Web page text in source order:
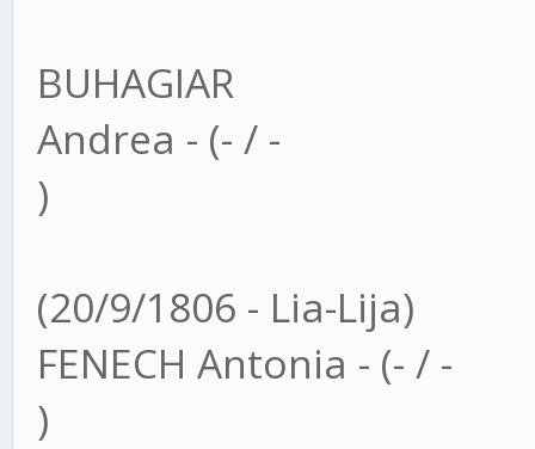
BUHAGIAR
Andrea - (- / -
)
(20/9/1806 - Lia-Lija)
FENECH Antonia - (- / -
)